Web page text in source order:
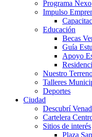
Programa Nexo
Impulso
Educación
Becas
Guía
Apoyo
Nuestro
Talleres
Deportes
Ciudad
Descubrí
Cartelera
Sitios de interés
Plaza